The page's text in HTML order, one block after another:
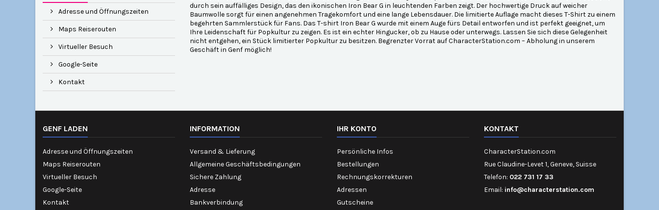
Adresse und Öffnungszeiten
Maps Reiserouten
Virtueller Besuch
Google-Seite
Kontakt
durch sein auffälliges Design, das den ikonischen Iron Bear G in leuchtenden Farben zeigt. Der hochwertige Druck auf weicher
Baumwolle sorgt für einen angenehmen Tragekomfort und eine lange Lebensdauer. Die limitierte Auflage macht dieses T-Shirt zu einem
begehrten Sammlerstück für Fans. Das T-shirt Iron Bear G wurde mit einem Auge fürs Detail entworfen und ist perfekt geeignet, um
Ihre Leidenschaft für Popkultur zu zeigen. Es ist ein echter Hingucker, ob zu Hause oder unterwegs. Lassen Sie sich diese Gelegenheit
nicht entgehen, ein Stück limitierter Popkultur zu besitzen. Begrenzter Vorrat auf CharacterStation.com – Abholung in unserem
Geschäft in Genf möglich!
GENF LADEN
Adresse und Öffnungszeiten
Maps Reiserouten
Virtueller Besuch
Google-Seite
Kontakt
INFORMATION
Versand & Lieferung
Allgemeine Geschäftsbedingungen
Sichere Zahlung
Adresse
Bankverbindung
IHR KONTO
Persönliche Infos
Bestellungen
Rechnungskorrekturen
Adressen
Gutscheine
KONTAKT
CharacterStation.com
Rue Claudine-Levet 1, Geneve, Suisse
Telefon: 022 731 17 33
Email: info@characterstation.com